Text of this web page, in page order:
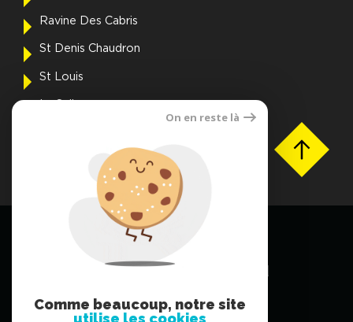
Ravine Des Cabris
St Denis Chaudron
St Louis
Voir toutes les villes
FNAIM OI © 2026 | Tous droits réservés |
Mentions légales
ETAGE 2 IMMEUBLE, 5A Chem. Grand
Canal,Saint-Denis
97490, La Réunion
On en reste là
Comme beaucoup, notre site
utilise les cookies